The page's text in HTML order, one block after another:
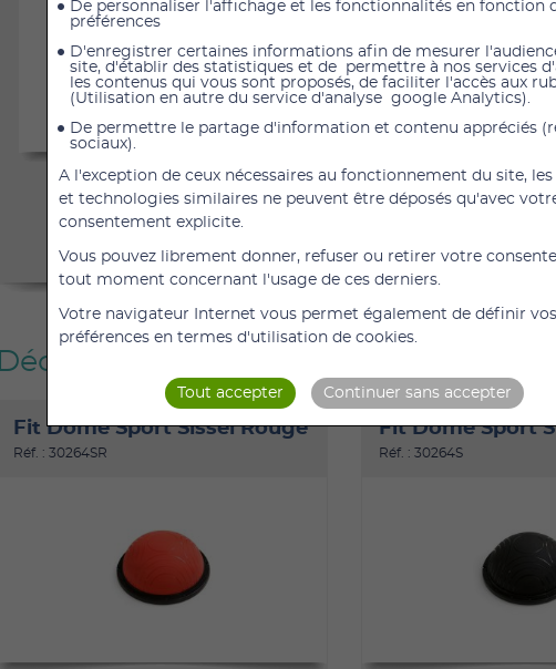
Les
Découvrez aussi
Fit Dome Sport Sissel Rouge
Réf. : 30264SR
Fit Dome Sport
Réf. : 30264S
De personnaliser l'affichage et les fonctionnalités en fonction
préférences
D'enregistrer certaines informations afin de mesurer
site, d'établir des statistiques et de permettre à nos services
les contenus qui vous sont proposés, de faciliter l'accès aux
(Utilisation en autre du service d'analyse google Analytics).
De permettre le partage d'information et contenu appréciés
sociaux).
A l'exception de ceux nécessaires au fonctionnement du site,
et technologies similaires ne peuvent être déposés qu'avec
consentement explicite.
Vous pouvez librement donner, refuser ou retirer votre
tout moment concernant l'usage de ces derniers.
Votre navigateur Internet vous permet également de définir vos
préférences en termes d'utilisation de cookies.
Tout accepter Continuer sans accepter